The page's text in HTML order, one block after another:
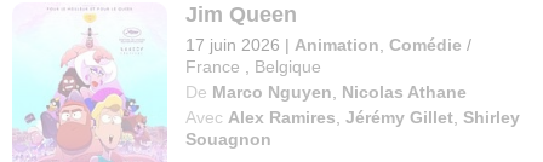
Jim Queen
17 juin 2026 | Animation ,Comédie /
France
Belgique
De Marco Nguyen
Nicolas Athane
Avec Alex Ramires ,Jérémy Gillet ,Shirley
Souagnon